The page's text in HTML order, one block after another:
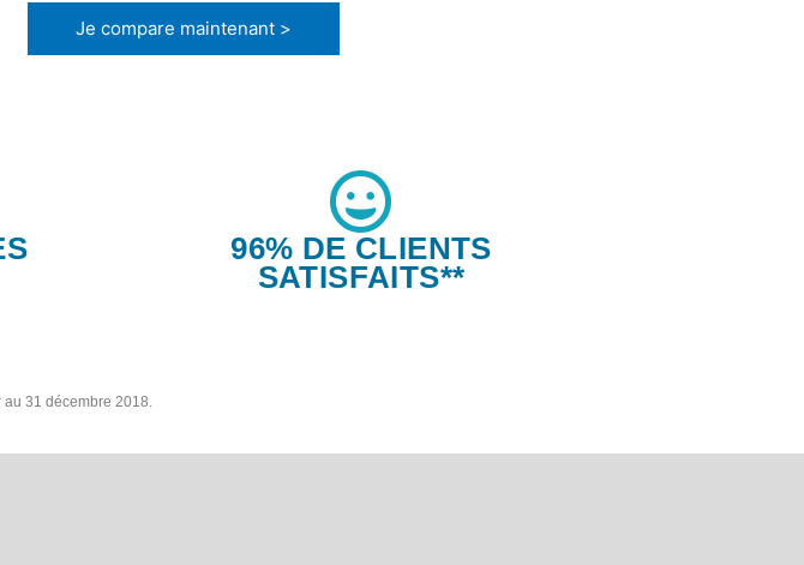
Je compare maintenant >
96% DE CLIENTS
SATISFAITS**
31 décembre 2018.